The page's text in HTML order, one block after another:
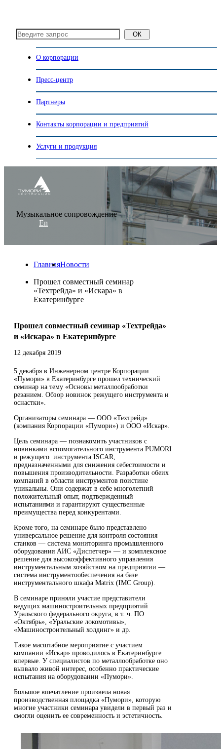
ОК
О корпорации
Пресс-центр
Партнеры
Контакты корпорации и предприятий
Услуги и продукция
Музыкальное сопровождение
En
ГлавнаяНовости
Прошел совместный семинар
«Техтрейда» и «Искара» в
Екатеринбурге
Прошел совместный семинар «Техтрейда»
и «Искара» в Екатеринбурге
12 декабря 2019
5 декабря в Инженерном центре Корпорации
«Пумори» в Екатеринбурге прошел технический
семинар на тему «Основы металлообработки
резанием. Обзор новинок режущего инструмента и
оснастки».
Организаторы семинара — ООО «Техтрейд»
(компания Корпорации «Пумори») и ООО «Искар».
Цель семинара — познакомить участников с
новинками вспомогательного инструмента PUMORI
и режущего инструмента ISCAR,
предназначенными для снижения себестоимости и
повышения производительности. Разработки обеих
компаний в области инструментов поистине
уникальны. Они содержат в себе многолетний
положительный опыт, подтвержденный
испытаниями и гарантируют существенные
преимущества перед конкурентами.
Кроме того, на семинаре было представлено
универсальное решение для контроля состояния
станков — система мониторинга промышленного
оборудования АИС «Диспетчер» — и комплексное
решение для высокоэффективного управления
инструментальным хозяйством на предприятии —
система инструментообеспечения на базе
инструментального шкафа Matrix (IMC Group).
В семинаре приняли участие представители
ведущих машиностроительных предприятий
Уральского федерального округа, в т. ч. ПО
«Октябрь», «Уральские локомотивы»,
«Машиностроительный холдинг» и др.
Такое масштабное мероприятие с участием
компании «Искар» проводилось в Екатеринбурге
впервые. У специалистов по металлообработке оно
вызвало живой интерес, особенно практические
испытания на оборудовании «Пумори».
Большое впечатление произвела новая
производственная площадка «Пумори», которую
многие участники семинара увидели в первый раз и
смогли оценить ее современность и эстетичность.